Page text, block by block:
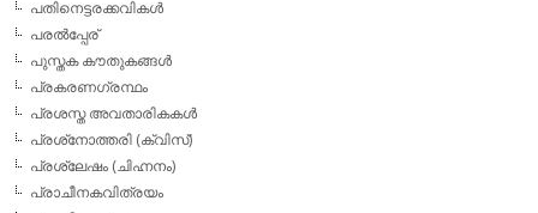
പതിനെട്ടരക്കവികള്‍
പരല്‍പ്പേര്
പുസ്തക കൗതുകങ്ങള്‍
പ്രകരണഗ്രന്ഥം
പ്രശസ്ത അവതാരികകള്‍
പ്രശ്‌നോത്തരി (ക്വിസ്)
പ്രശ്ലേഷം (ചിഹ്നനം)
പ്രാചീനകവിത്രയം